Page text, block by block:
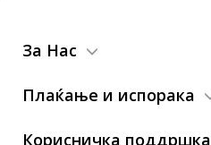
За Нас
Плаќање и испорака
Корисничка поддршка